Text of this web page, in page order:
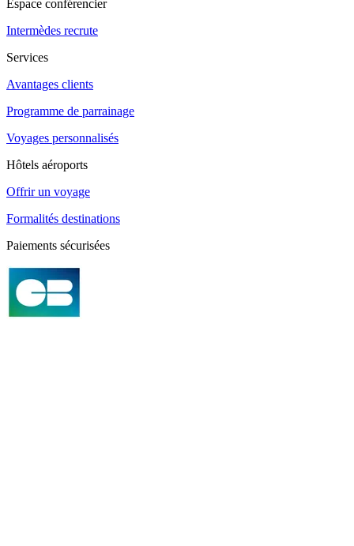
Espace conférencier
Intermèdes recrute
Services
Avantages clients
Programme de parrainage
Voyages personnalisés
Hôtels aéroports
Offrir un voyage
Formalités destinations
Paiements sécurisées